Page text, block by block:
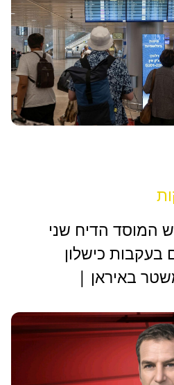
המוסד הדיח שני
בעקבות כישלון
באיראן |